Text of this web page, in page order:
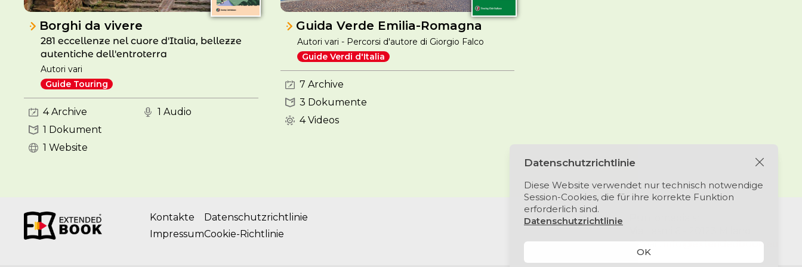
Borghi da vivere
281 eccellenze nel cuore d'Italia, bellezze
autentiche dell'entroterra
Autori vari
Guide Touring
4 Archive
1 Dokument
1 Website
1 Audio
Guida Verde Emilia-Romagna
Autori vari - Percorsi d'autore di Giorgio Falco
Guide Verdi d'Italia
7 Archive
3 Dokumente
4 Videos
Kontakte
Impressum
Datenschutzrichtlinie
Cookie-Richtlinie
E-mail:info@extendedbook.eu
Datenschutzrichtlinie
Diese Website verwendet nur technisch notwendige
Session-Cookies, die für ihre korrekte Funktion
erforderlich sind.
Datenschutzrichtlinie
OK